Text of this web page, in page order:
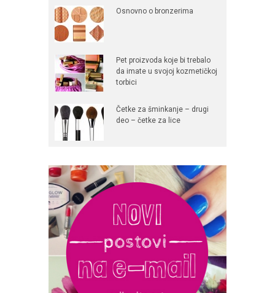
Osnovno o bronzerima
Pet proizvoda koje bi trebalo
da imate u svojoj kozmetičkoj
torbici
Četke za šminkanje – drugi
deo – četke za lice